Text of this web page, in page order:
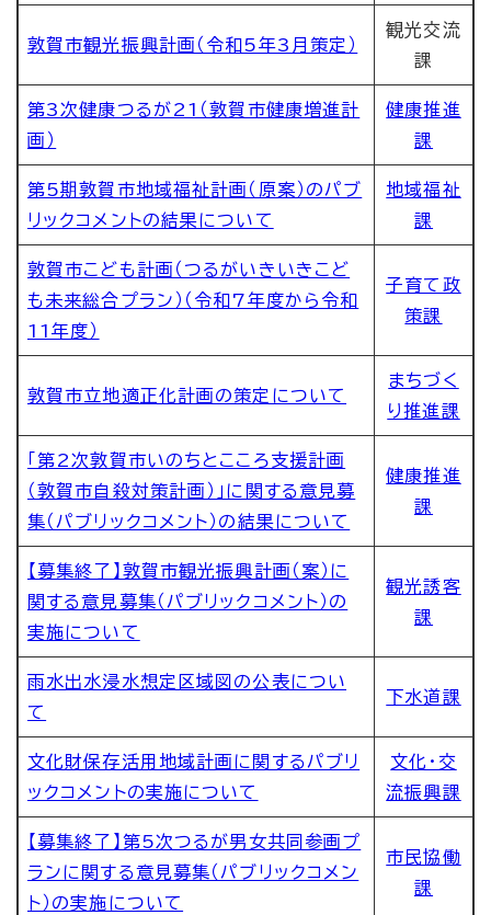
敦賀市観光振興計画（令和5年3月策定）
観光交流
課
第3次健康つるが21（敦賀市健康増進計
画）
健康推進
課
第5期敦賀市地域福祉計画（原案）のパブ
リックコメントの結果について
地域福祉
課
敦賀市こども計画（つるがいきいきこど
も未来総合プラン）（令和7年度から令和
11年度）
子育て政
策課
敦賀市立地適正化計画の策定について
まちづく
り推進課
「第2次敦賀市いのちとこころ支援計画
（敦賀市自殺対策計画）」に関する意見募
集（パブリックコメント）の結果について
健康推進
課
【募集終了】敦賀市観光振興計画（案）に
関する意見募集（パブリックコメント）の
実施について
観光誘客
課
雨水出水浸水想定区域図の公表につい
て
下水道課
文化財保存活用地域計画に関するパブリ
ックコメントの実施について
文化・交
流振興課
【募集終了】第5次つるが男女共同参画プ
ランに関する意見募集（パブリックコメン
ト）の実施について
市民協働
課